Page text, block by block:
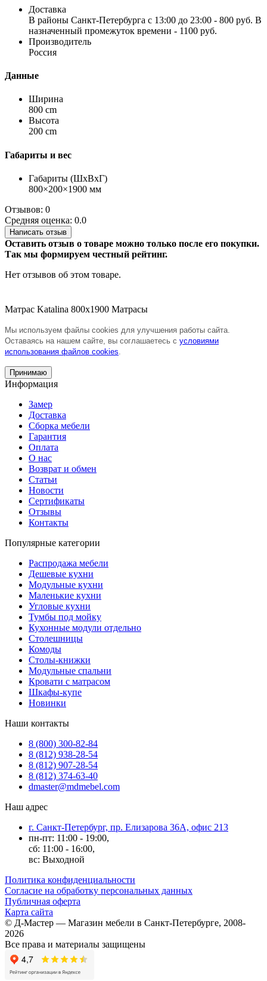
Доставка
В районы Санкт-Петербурга с 13:00 до 23:00 - 800 руб. В
назначенный промежуток времени - 1100 руб.
Производитель
Россия
Данные
Ширина
800 cm
Высота
200 cm
Габариты и вес
Габариты (ШхВхГ)
800×200×1900 мм
Отзывов: 0
Средняя оценка: 0.0
Написать отзыв
Оставить отзыв о товаре можно только после его покупки.
Так мы формируем честный рейтинг.
Нет отзывов об этом товаре.
Матрас Katalina 800х1900 Матрасы
Мы используем файлы cookies для улучшения работы сайта.
Оставаясь на нашем сайте, вы соглашаетесь с условиями
использования файлов cookies.
Принимаю
Информация
Замер
Доставка
Сборка мебели
Гарантия
Оплата
О нас
Возврат и обмен
Статьи
Новости
Сертификаты
Отзывы
Контакты
Популярные категории
Распродажа мебели
Дешевые кухни
Модульные кухни
Маленькие кухни
Угловые кухни
Тумбы под мойку
Кухонные модули отдельно
Столешницы
Комоды
Столы-книжки
Модульные спальни
Кровати с матрасом
Шкафы-купе
Новинки
Наши контакты
8 (800) 300-82-84
8 (812) 938-28-54
8 (812) 907-28-54
8 (812) 374-63-40
dmaster@mdmebel.com
Наш адрес
г. Санкт-Петербург, пр. Елизарова 36А, офис 213
пн-пт: 11:00 - 19:00,
сб: 11:00 - 16:00,
вс: Выходной
Политика конфиденциальности
Согласие на обработку персональных данных
Публичная оферта
Карта сайта
© Д-Мастер — Магазин мебели в Санкт-Петербурге, 2008-
2026
Все права и материалы защищены